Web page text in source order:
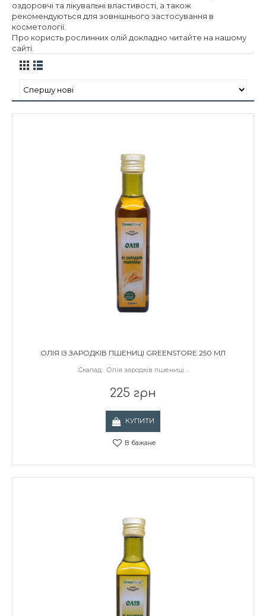
оздоровчі та лікувальні властивості, а також
рекомендуються для зовнішнього застосування в
косметології.
Про користь рослинних олій докладно читайте на нашому
сайті.
ОЛІЯ ІЗ ЗАРОДКІВ ПШЕНИЦІ GREENSTORE 250 МЛ
Скалад: Олія зародків пшениці ..
225 грн
КУПИТИ
В бажане